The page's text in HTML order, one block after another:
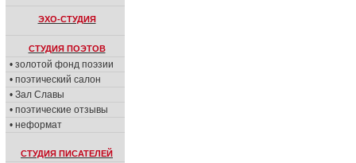
ЭХО-СТУДИЯ
СТУДИЯ ПОЭТОВ
• золотой фонд поэзии
• поэтический салон
• Зал Славы
• поэтические отзывы
• неформат
СТУДИЯ ПИСАТЕЛЕЙ